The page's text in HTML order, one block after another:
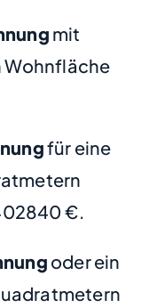
mit
Wohnfläche
für eine
€.
oder ein